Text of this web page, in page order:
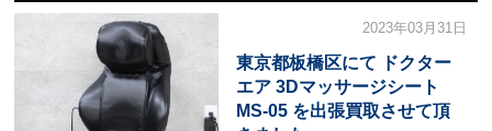
2023年03月31日
東京都板橋区にて ドクター
エア 3Dマッサージシート
MS-05 を出張買取させて頂